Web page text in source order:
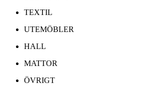
TEXTIL
UTEMÖBLER
HALL
MATTOR
ÖVRIGT